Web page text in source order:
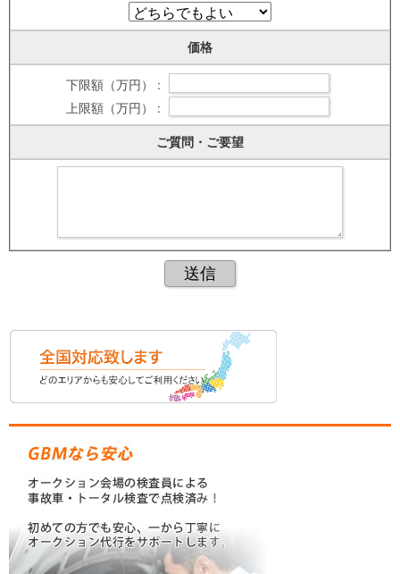
価格
下限額（万円） :
上限額（万円） :
ご質問・ご要望